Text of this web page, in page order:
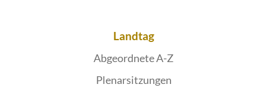
Landtag
Abgeordnete A-Z
Plenarsitzungen